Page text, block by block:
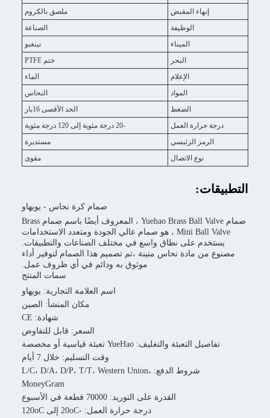
إنهاء المقبض
ملصق بالكروم
الوظيفة
الصناعة
الميناء
نينغبو
البحر
ختم PTFE
الإعلام
الماء
المواد
النحاس
الضغط
الحد الأقصى 16بار
درجة حرارة العمل
الرمز الرئيسي
مستديرة
نوع الاتصال
مقوى
التطبيقات:
صمام كرة نحاس - يويهاو
صمام Yuehao Brass Ball Valve ، المعروف أيضًا باسم صمام Brass
Mini Ball Valve ، هو صمام عالي الجودة ومتعدد الاستخدامات
يستخدم على نطاق واسع في مختلف الصناعات والتطبيقات.
مصنوع من مادة نحاس متينة ،تم تصميم هذا الصمام لتوفير أداء
موثوق به ودائم في أي ظروف عمل.
سمات المنتج
اسم العلامة التجارية: يويهاو
مكان المنشأ: الصين
شهادة: CE
السعر: قابل للتفاوض
تفاصيل التعبئة والتغليف: YueHao تعبئة قياسية أو مخصصة
وقت التسليم: خلال 7 أيام
شروط الدفع: L/C، D/A، D/P، T/T، Western Union،
MoneyGram
القدرة على التوريد: 70000 قطعة في الأسبوع
درجة حرارة العمل: -20oC إلى 120oC